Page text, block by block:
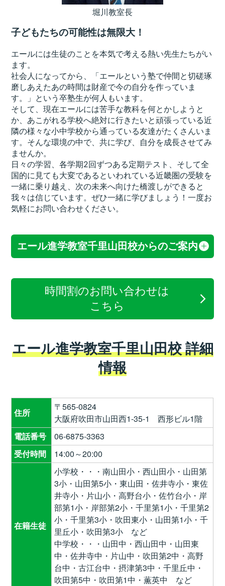
子どもたちの可能性は無限大！
エールには生徒のことを本気で考える熱い先生たちがい
ます。
社会人になってから、「エールという塾で仲間と切磋琢
磨しあえたあの時間は財産で今の自分を作っていま
す。」という卒塾生が何人もいます。
そして、現在エールには苦手な教科を何とかしようと
か、あこがれる学校へ絶対に行きたいと頑張っている近
隣の様々な小中学校から通っている友達がたくさんいま
す。そんな環境の中で、共に学び、自分を成長させてみ
ませんか。
日々の学習、各学期2回ずつある定期テスト、そして全
国的に見ても大変であるといわれている近畿圏の受験を
一緒に乗り越え、次の未来へ向けた橋渡しができると
我々は信じています。ぜひ一緒に学びましょう！一度お
気軽にお問い合わせください。
堀川教室長
エール進学教室千里山田校からのご案内
時間割のお問い合わせは
こちら
エール進学教室千里山田校 詳細
情報
住所
〒565-0824
大阪府吹田市山田西1-35-1 西形ビル1階
電話番号
06-6875-3363
受付時間
14:00～20:00
在籍生徒
小学校・・・南山田小・西山田小・山田第
3小・山田第5小・東山田・佐井寺小・東佐
井寺小・片山小・高野台小・佐竹台小・岸
部第1小・岸部第2小・千里第1小・千里第2
小・千里第3小・吹田東小・山田第1小・千
里丘小・吹田第3小 など
中学校・・・山田中・西山田中・山田東
中・佐井寺中・片山中・吹田第2中・高野
台中・古江台中・摂津第3中・千里丘中・
吹田第5中・吹田第1中・薫英中 など